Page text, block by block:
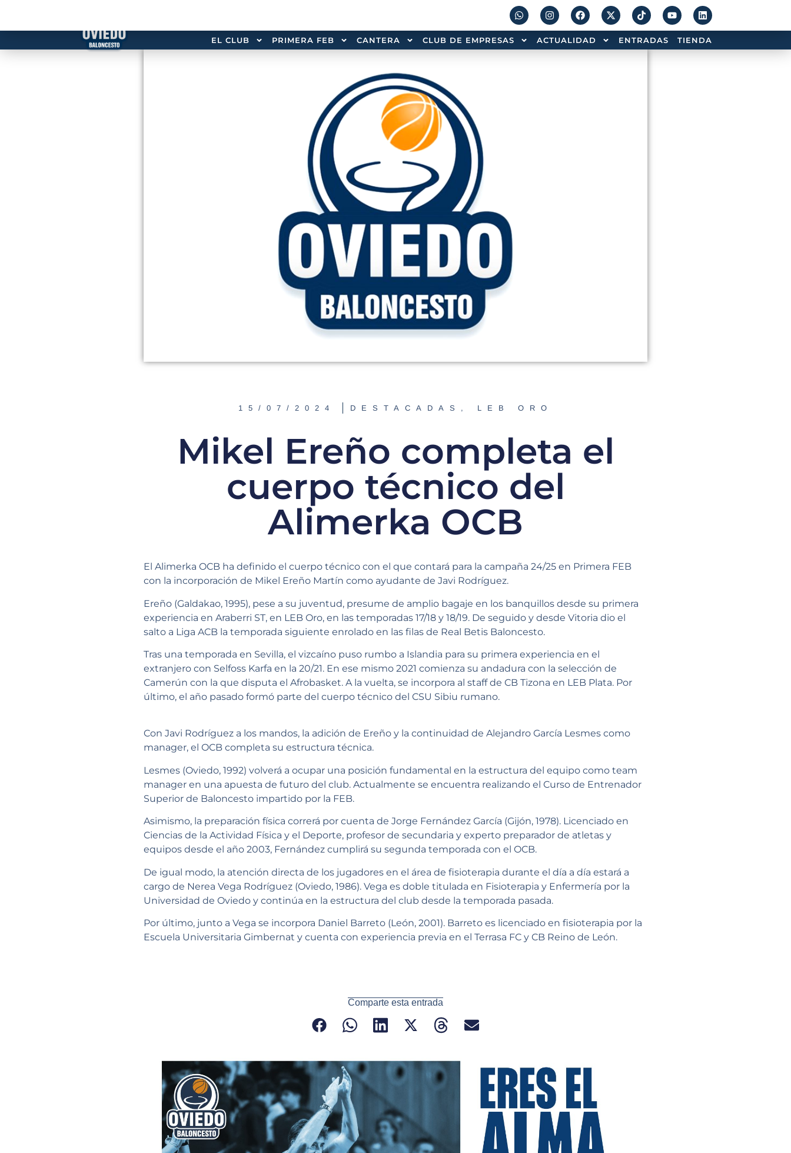
EL CLUB PRIMERA FEB CANTERA CLUB DE EMPRESAS ACTUALIDAD ENTRADAS TIENDA
15/07/2024 DESTACADAS , LEB ORO
Mikel Ereño completa el
cuerpo técnico del
Alimerka OCB
El Alimerka OCB ha definido el cuerpo técnico con el que contará para la campaña 24/25 en Primera FEB
con la incorporación de Mikel Ereño Martín como ayudante de Javi Rodríguez.
Ereño (Galdakao, 1995), pese a su juventud, presume de amplio bagaje en los banquillos desde su primera
experiencia en Araberri ST, en LEB Oro, en las temporadas 17/18 y 18/19. De seguido y desde Vitoria dio el
salto a Liga ACB la temporada siguiente enrolado en las filas de Real Betis Baloncesto.
Tras una temporada en Sevilla, el vizcaíno puso rumbo a Islandia para su primera experiencia en el
extranjero con Selfoss Karfa en la 20/21. En ese mismo 2021 comienza su andadura con la selección de
Camerún con la que disputa el Afrobasket. A la vuelta, se incorpora al staff de CB Tizona en LEB Plata. Por
último, el año pasado formó parte del cuerpo técnico del CSU Sibiu rumano.
Con Javi Rodríguez a los mandos, la adición de Ereño y la continuidad de Alejandro García Lesmes como
manager, el OCB completa su estructura técnica.
Lesmes (Oviedo, 1992) volverá a ocupar una posición fundamental en la estructura del equipo como team
manager en una apuesta de futuro del club. Actualmente se encuentra realizando el Curso de Entrenador
Superior de Baloncesto impartido por la FEB.
Asimismo, la preparación física correrá por cuenta de Jorge Fernández García (Gijón, 1978). Licenciado en
Ciencias de la Actividad Física y el Deporte, profesor de secundaria y experto preparador de atletas y
equipos desde el año 2003, Fernández cumplirá su segunda temporada con el OCB.
De igual modo, la atención directa de los jugadores en el área de fisioterapia durante el día a día estará a
cargo de Nerea Vega Rodríguez (Oviedo, 1986). Vega es doble titulada en Fisioterapia y Enfermería por la
Universidad de Oviedo y continúa en la estructura del club desde la temporada pasada.
Por último, junto a Vega se incorpora Daniel Barreto (León, 2001). Barreto es licenciado en fisioterapia por la
Escuela Universitaria Gimbernat y cuenta con experiencia previa en el Terrasa FC y CB Reino de León.
Comparte esta entrada